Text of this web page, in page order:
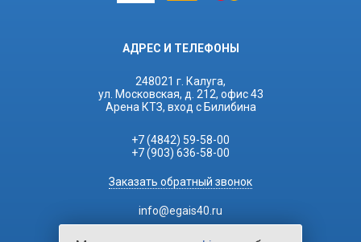
АДРЕС И ТЕЛЕФОНЫ
248021 г. Калуга,
ул. Московская, д. 212, офис 43
Арена КТЗ, вход с Билибина
+7 (4842) 59-58-00
+7 (903) 636-58-00
Заказать обратный звонок
info@egais40.ru